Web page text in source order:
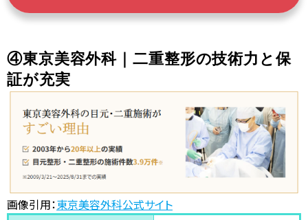
④東京美容外科｜二重整形の技術力と保
証が充実
画像引用：東京美容外科公式サイト